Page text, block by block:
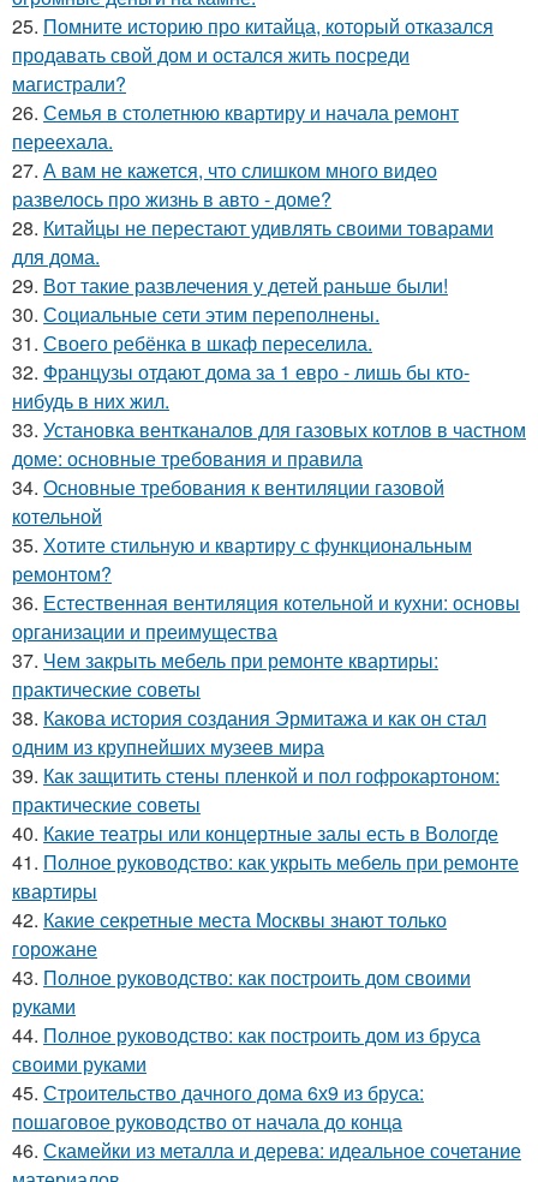
25. Помните историю про китайца, который отказался
продавать свой дом и остался жить посреди
магистрали?
26. Семья в столетнюю квартиру и начала ремонт
переехала.
27. А вам не кажется, что слишком много видео
развелось про жизнь в авто - доме?
28. Китайцы не перестают удивлять своими товарами
для дома.
29. Вот такие развлечения у детей раньше были!
30. Социальные сети этим переполнены.
31. Своего ребёнка в шкаф переселила.
32. Французы отдают дома за 1 евро - лишь бы кто-
нибудь в них жил.
33. Установка вентканалов для газовых котлов в частном
доме: основные требования и правила
34. Основные требования к вентиляции газовой
котельной
35. Хотите стильную и квартиру с функциональным
ремонтом?
36. Естественная вентиляция котельной и кухни: основы
организации и преимущества
37. Чем закрыть мебель при ремонте квартиры:
практические советы
38. Какова история создания Эрмитажа и как он стал
одним из крупнейших музеев мира
39. Как защитить стены пленкой и пол гофрокартоном:
практические советы
40. Какие театры или концертные залы есть в Вологде
41. Полное руководство: как укрыть мебель при ремонте
квартиры
42. Какие секретные места Москвы знают только
горожане
43. Полное руководство: как построить дом своими
руками
44. Полное руководство: как построить дом из бруса
своими руками
45. Строительство дачного дома 6х9 из бруса:
пошаговое руководство от начала до конца
46. Скамейки из металла и дерева: идеальное сочетание